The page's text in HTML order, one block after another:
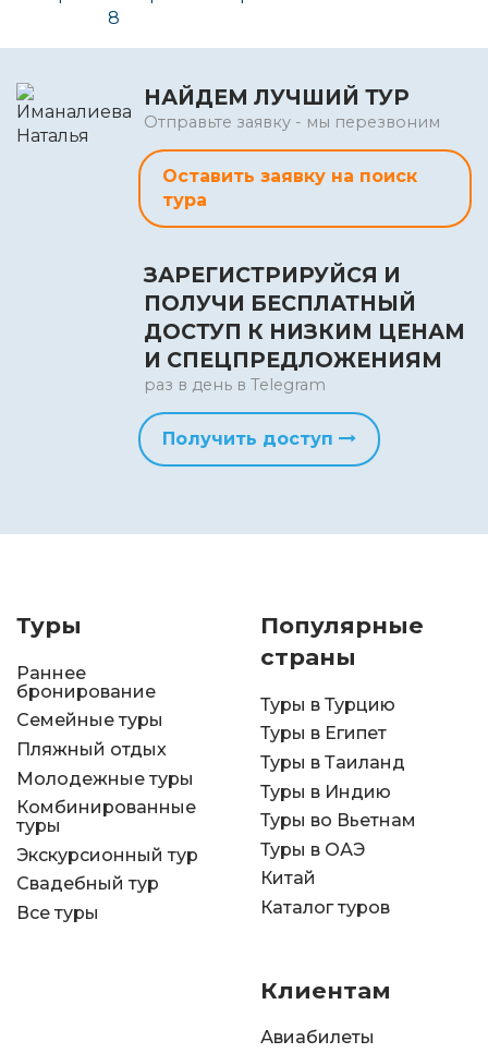
НАЙДЕМ ЛУЧШИЙ ТУР
Отправьте заявку - мы перезвоним
Оставить заявку на поиск
тура
ЗАРЕГИСТРИРУЙСЯ И
ПОЛУЧИ БЕСПЛАТНЫЙ
ДОСТУП К НИЗКИМ ЦЕНАМ
И СПЕЦПРЕДЛОЖЕНИЯМ
раз в день в Telegram
Получить доступ
Туры
Раннее
бронирование
Семейные туры
Пляжный отдых
Молодежные туры
Комбинированные
туры
Экскурсионный тур
Свадебный тур
Все туры
Популярные
страны
Туры в Турцию
Туры в Египет
Туры в Таиланд
Туры в Индию
Туры во Вьетнам
Туры в ОАЭ
Китай
Каталог туров
Клиентам
Авиабилеты